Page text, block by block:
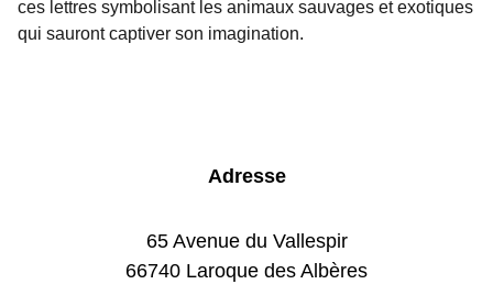
ces lettres symbolisant les animaux sauvages et exotiques
qui sauront captiver son imagination.
Adresse
65 Avenue du Vallespir
66740 Laroque des Albères